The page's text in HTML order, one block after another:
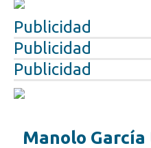
Publicidad
Publicidad
Publicidad
Manolo